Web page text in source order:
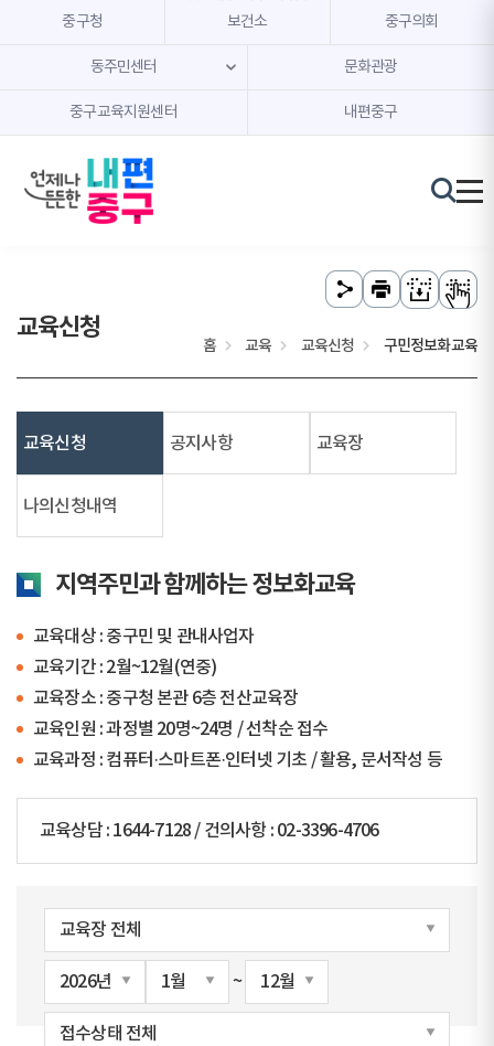
본문 내용 바로가기
주메뉴 바로가기
중구청 보건소 중구의회
동주민센터 문화관광
중구교육지원센터 내편중구
교육신청
홈 교육 교육신청 구민정보화교육
교육신청 공지사항 교육장
나의신청내역
지역주민과 함께하는 정보화교육
교육대상 : 중구민 및 관내사업자
교육기간 : 2월~12월(연중)
교육장소 : 중구청 본관 6층 전산교육장
교육인원 : 과정별 20명~24명 / 선착순 접수
교육과정 : 컴퓨터·스마트폰·인터넷 기초 / 활용, 문서작성 등
교육상담 : 1644-7128 / 건의사항 : 02-3396-4706
~